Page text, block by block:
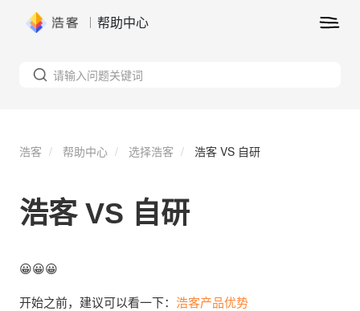
帮助中心
浩客 帮助中心 选择浩客 浩客 VS 自研
浩客 VS 自研
😀😀😀
开始之前，建议可以看一下： 浩客产品优势